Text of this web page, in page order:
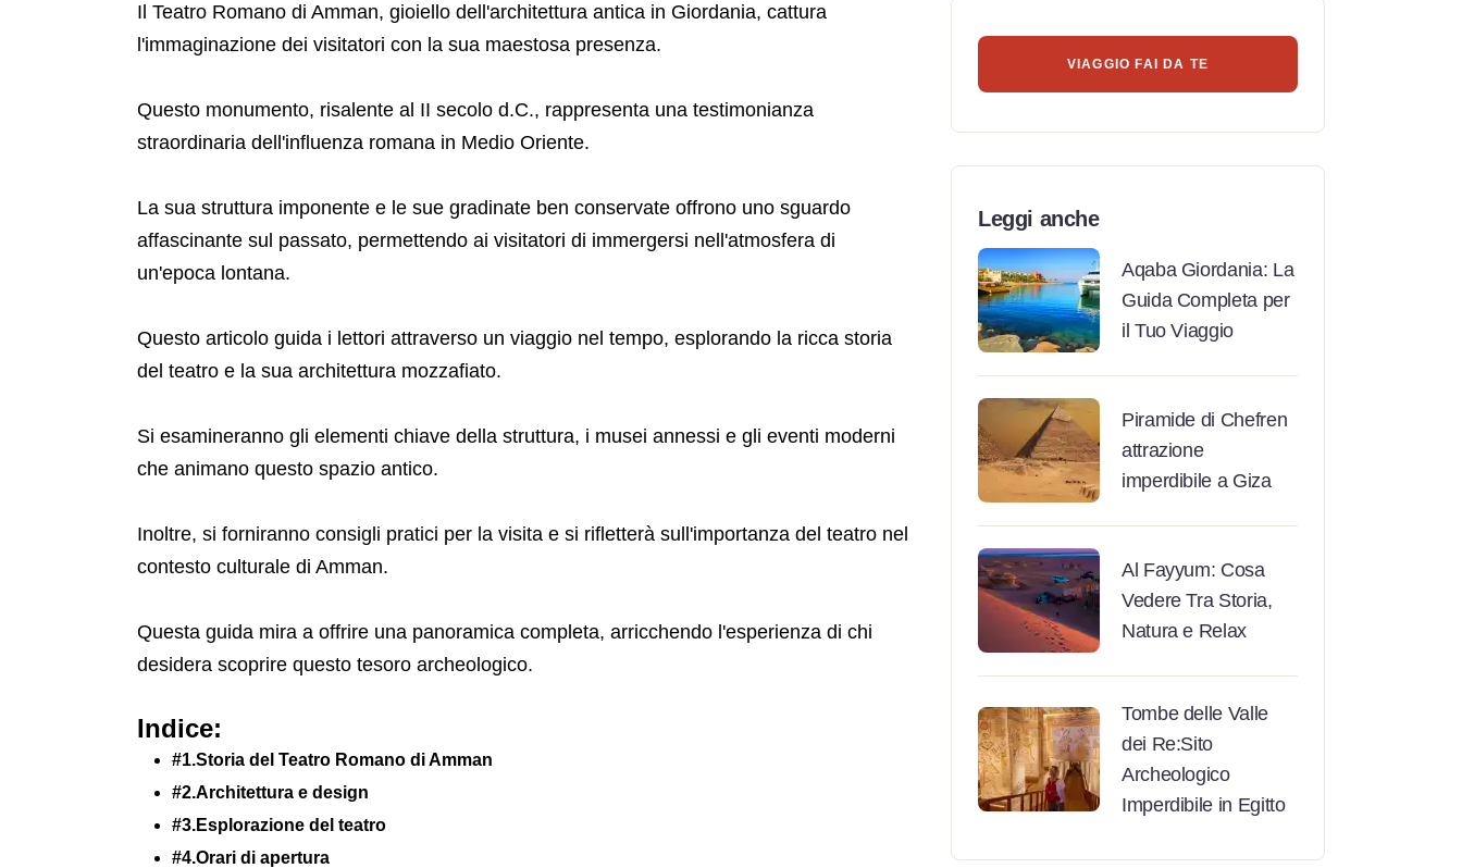
Il Teatro Romano di Amman, gioiello dell'architettura antica in Giordania, cattura
l'immaginazione dei visitatori con la sua maestosa presenza.
Questo monumento, risalente al II secolo d.C., rappresenta una testimonianza
straordinaria dell'influenza romana in Medio Oriente.
La sua struttura imponente e le sue gradinate ben conservate offrono uno sguardo
affascinante sul passato, permettendo ai visitatori di immergersi nell'atmosfera di
un'epoca lontana.
Questo articolo guida i lettori attraverso un viaggio nel tempo, esplorando la ricca storia
del teatro e la sua architettura mozzafiato.
Si esamineranno gli elementi chiave della struttura, i musei annessi e gli eventi moderni
che animano questo spazio antico.
Inoltre, si forniranno consigli pratici per la visita e si rifletterà sull'importanza del teatro nel
contesto culturale di Amman.
Questa guida mira a offrire una panoramica completa, arricchendo l'esperienza di chi
desidera scoprire questo tesoro archeologico.
Indice:
#1.Storia del Teatro Romano di Amman
#2.Architettura e design
#3.Esplorazione del teatro
#4.Orari di apertura
VIAGGIO FAI DA TE
Leggi anche
Aqaba Giordania: La
Guida Completa per
il Tuo Viaggio
Piramide di Chefren
attrazione
imperdibile a Giza
Al Fayyum: Cosa
Vedere Tra Storia,
Natura e Relax
Tombe delle Valle
dei Re:Sito
Archeologico
Imperdibile in Egitto